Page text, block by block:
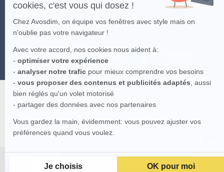
cookies, c'est vous qui dosez !
Chez Avosdim, on équipe vos fenêtres avec style mais on
n'oublie pas votre navigateur !
Avec votre accord, nos cookies nous aident à:
- optimiser votre expérience
- analyser notre trafic pour mieux comprendre vos besoins
- vous proposer des contenus et publicités adaptés , aussi
bien réglés qu'un volet motorisé
- partager des données avec nos partenaires
Vous gardez la main, évidemment: vous pouvez ajuster vos
préférences quand vous voulez.
Je choisis OK pour moi
AJOUTER AU PANIER